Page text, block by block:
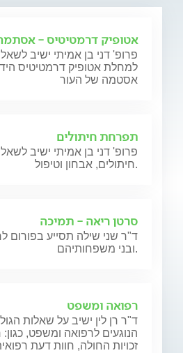
אטופיק דרמטיטיס -
פרופ' דני בן אמיתי ישיב
למחלת אטופיק דרמטיטיס
אסטמה של העור
תפרחת חיתולים
פרופ' דני בן אמיתי ישיב
חיתולים, אבחון וטיפול.
סרטן ריאה - תמיכה
ד"ר שני שילה תסייע בפורום
ובני משפחותיהם.
רפואה ומשפט
ד"ר רן לין ישיב על שאלות
הנוגעים לרפואה ומשפט,
זכויות החולה, חוות דעת